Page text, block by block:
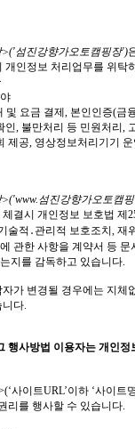
섬진강향가오토캠핑장')
개인정보 처리업무를 위탁
및 요금 결제, 본인인증(금
, 불만처리 등 민원처리,
제공, 영상정보처리기기 운
섬진강향가오토캠
결시 개인정보 보호법 제
술적․관리적 보호조치, 재
관한 사항을 계약서 등
지를 감독하고 있습니다.
가 변경될 경우에는 지체
다.
행사방법 이용자는 개인
사이트URL’이하 ‘사이트
리를 행사할 수 있습니다.